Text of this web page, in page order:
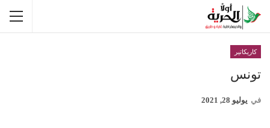
كاريكاتير
تونس
في يوليو 28, 2021